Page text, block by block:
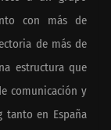
con más de
de más de
estructura que
comunicación y
tanto en España